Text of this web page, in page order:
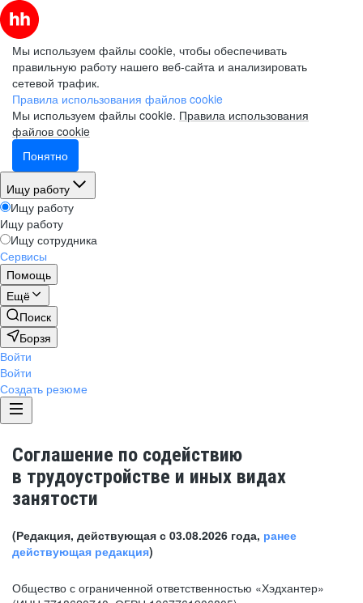
Мы используем файлы cookie, чтобы обеспечивать
правильную работу нашего веб-сайта и анализировать
сетевой трафик.
Правила использования файлов cookie
Мы используем файлы cookie. Правила использования
файлов cookie
Понятно
Ищу работу
Ищу работу
Ищу работу
Ищу сотрудника
Сервисы
Помощь
Ещё
Поиск
Борзя
Войти
Войти
Создать резюме
Соглашение по содействию
в трудоустройстве и иных видах
занятости
(Редакция, действующая с 03.08.2026 года, ранее
действующая редакция)
Общество с ограниченной ответственностью «Хэдхантер»